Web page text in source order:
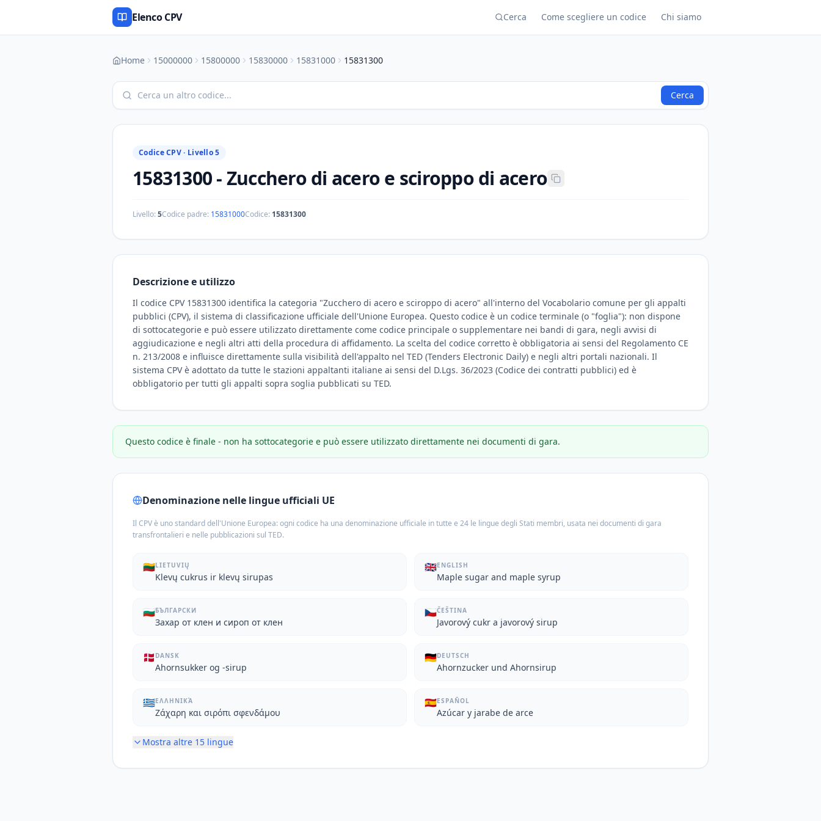
Elenco CPV Cerca Come scegliere un codice Chi siamo
Home 15000000 15800000 15830000 15831000 15831300
Cerca
Codice CPV · Livello 5
15831300-Zucchero di acero e sciroppo di acero
Livello:5Codice padre: 15831000Codice: 15831300
Descrizione e utilizzo
Il codice CPV 15831300 identifica la categoria "Zucchero di acero e sciroppo di acero" all'interno del Vocabolario comune per gli appalti
pubblici (CPV), il sistema di classificazione ufficiale dell'Unione Europea. Questo codice è un codice terminale (o "foglia"): non dispone
di sottocategorie e può essere utilizzato direttamente come codice principale o supplementare nei bandi di gara, negli avvisi di
aggiudicazione e negli altri atti della procedura di affidamento. La scelta del codice corretto è obbligatoria ai sensi del Regolamento CE
n. 213/2008 e influisce direttamente sulla visibilità dell'appalto nel TED (Tenders Electronic Daily) e negli altri portali nazionali. Il
sistema CPV è adottato da tutte le stazioni appaltanti italiane ai sensi del D.Lgs. 36/2023 (Codice dei contratti pubblici) ed è
obbligatorio per tutti gli appalti sopra soglia pubblicati su TED.
Questo codice è finale - non ha sottocategorie e può essere utilizzato direttamente nei documenti di gara.
Denominazione nelle lingue ufficiali UE
Il CPV è uno standard dell'Unione Europea: ogni codice ha una denominazione ufficiale in tutte e 24 le lingue degli Stati membri, usata nei documenti di gara
transfrontalieri e nelle pubblicazioni sul TED.
🇱🇹LIETUVIŲ
Klevų cukrus ir klevų sirupas
🇬🇧ENGLISH
Maple sugar and maple syrup
🇧🇬БЪЛГАРСКИ
Захар от клен и сироп от клен
🇨🇿ČEŠTINA
Javorový cukr a javorový sirup
🇩🇰 DANSK
Ahornsukker og -sirup
🇩🇪DEUTSCH
Ahornzucker und Ahornsirup
🇬🇷ΕΛΛΗΝΙΚΆ
Ζάχαρη και σιρόπι σφενδάμου
🇪🇸ESPAÑOL
Azúcar y jarabe de arce
Mostra altre 15 lingue